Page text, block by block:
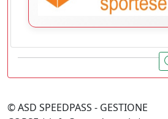
© ASD SPEEDPASS - GESTIONE